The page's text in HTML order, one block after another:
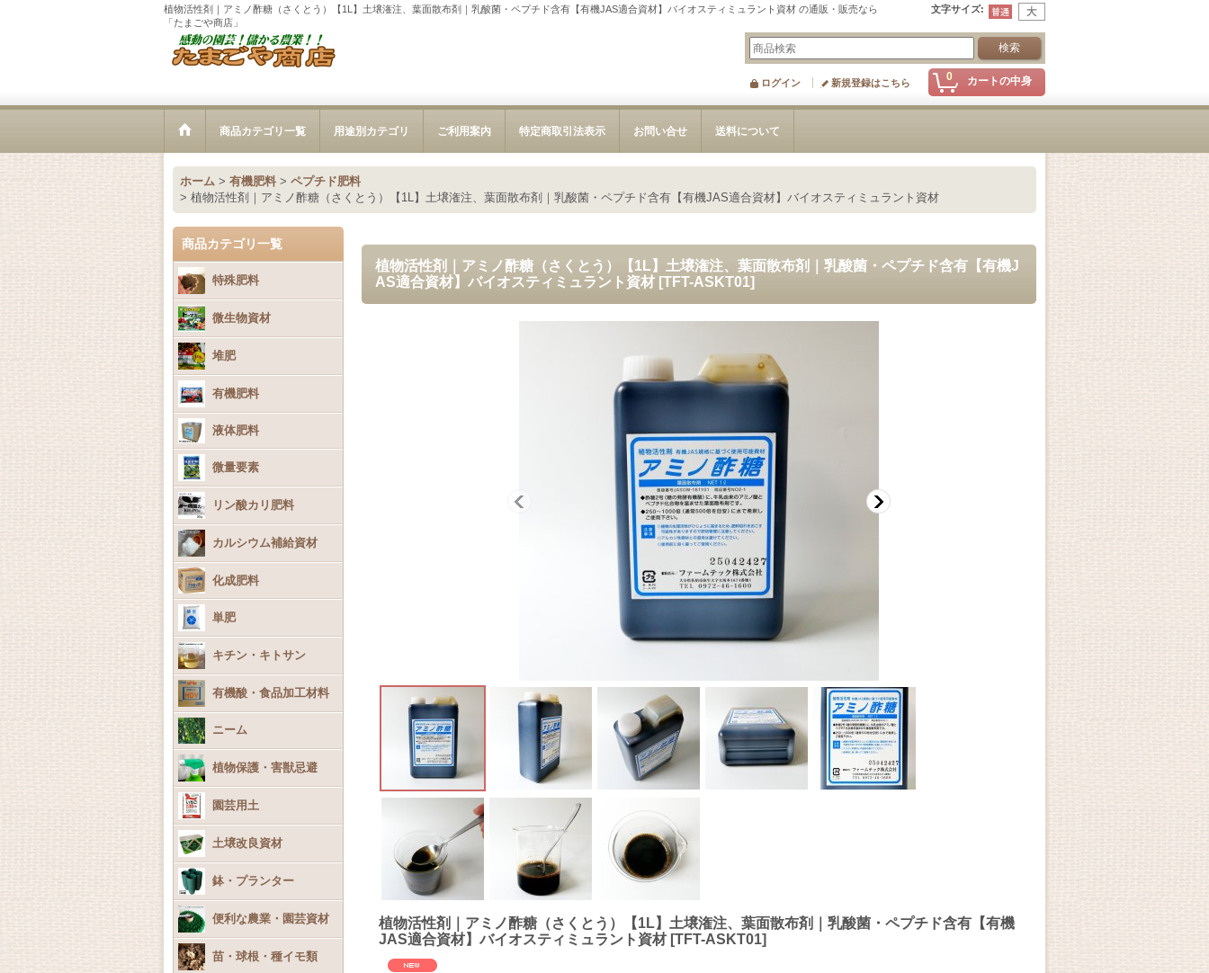
植物活性剤｜アミノ酢糖（さくとう）【1L】土壌潅注、葉面散布剤｜乳酸菌・ペプチド含有【有機JAS適合資材】バイオスティミュラント資材 の通販・販売なら
「たまごや商店」
文字サイズ:
0 カートの中身
ログイン 新規登録はこちら
商品カテゴリ一覧 用途別カテゴリ ご利用案内 特定商取引法表示 お問い合せ 送料について
ホーム > 有機肥料 > ペプチド肥料
> 植物活性剤｜アミノ酢糖（さくとう）【1L】土壌潅注、葉面散布剤｜乳酸菌・ペプチド含有【有機JAS適合資材】バイオスティミュラント資材
商品カテゴリ一覧
特殊肥料
微生物資材
堆肥
有機肥料
液体肥料
微量要素
リン酸カリ肥料
カルシウム補給資材
化成肥料
単肥
キチン・キトサン
有機酸・食品加工材料
ニーム
植物保護・害獣忌避
園芸用土
土壌改良資材
鉢・プランター
便利な農業・園芸資材
苗・球根・種イモ類
植物活性剤｜アミノ酢糖（さくとう）【1L】土壌潅注、葉面散布剤｜乳酸菌・ペプチド含有【有機J
AS適合資材】バイオスティミュラント資材 [TFT-ASKT01]
植物活性剤｜アミノ酢糖（さくとう）【1L】土壌潅注、葉面散布剤｜乳酸菌・ペプチド含有【有機
JAS適合資材】バイオスティミュラント資材 [TFT-ASKT01]